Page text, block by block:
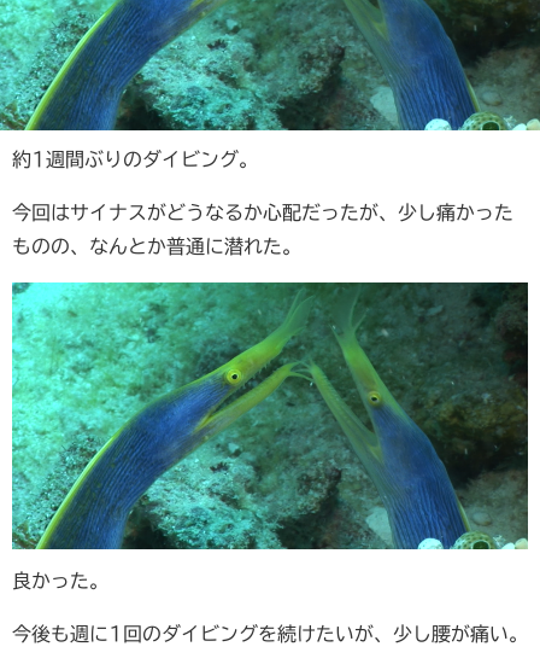
約1週間ぶりのダイビング。
今回はサイナスがどうなるか心配だったが、少し痛かった
ものの、なんとか普通に潜れた。
良かった。
今後も週に1回のダイビングを続けたいが、少し腰が痛い。